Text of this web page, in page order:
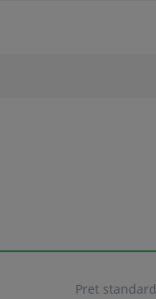
Pret standard